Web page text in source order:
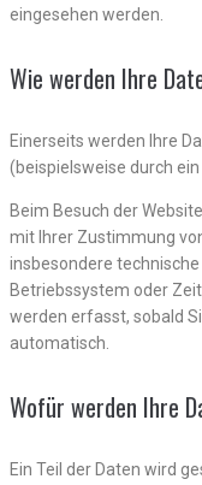
eingesehen werden.
Wie werden Ihre
Einerseits werden Ihre
(beispielsweise durch
Beim Besuch der
mit Ihrer Zustimmung
insbesondere
Betriebssystem oder
werden erfasst, sobald
automatisch.
Wofür werden Ihre
Ein Teil der Daten wird